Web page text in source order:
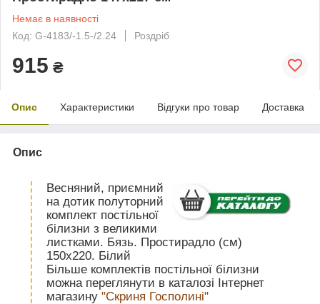
Немає в наявності
Код: G-4183/-1.5-/2.24
Роздріб
915 ₴
Опис Характеристики Відгуки про товар Доставка
Опис
Весняний, приємний
на дотик полуторний
комплект постільної
білизни з великими
листками. Бязь. Простирадло (см)
150х220. Білий
Більше комплектів постільної білизни
можна переглянути в каталозі Інтернет
магазину "Скриня Госполині"